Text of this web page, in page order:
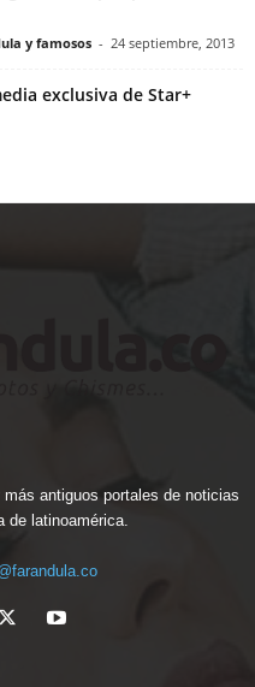
y famosos - 24 septiembre, 2013
exclusiva de Star+
antiguos portales de noticias
de latinoamérica.